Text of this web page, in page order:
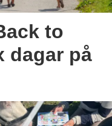
to
dagar på